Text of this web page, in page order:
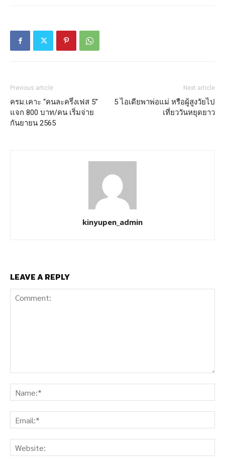
Previous article
ครม.เคาะ “คนละครึ่งเฟส 5”
แจก 800 บาท/คน เริ่มจ่าย
กันยายน 2565
Next article
5 ไอเดียพาพ่อแม่ หรือผู้สูงวัยไป
เที่ยววันหยุดยาว
kinyupen_admin
LEAVE A REPLY